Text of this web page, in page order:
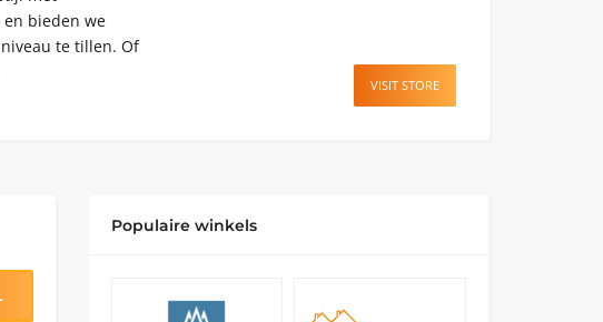
bieden we
te tillen. Of
VISIT STORE
Populaire winkels